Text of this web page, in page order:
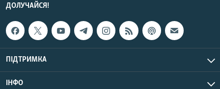
ДОЛУЧАЙСЯ!
ПІДТРИМКА
ІНФО